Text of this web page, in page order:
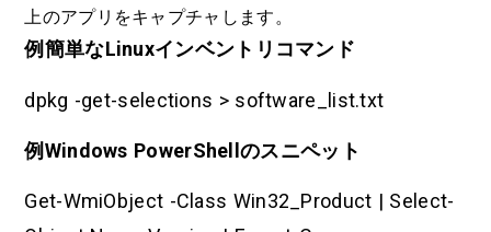
上のアプリをキャプチャします。
例簡単なLinuxインベントリコマンド
dpkg -get-selections > software_list.txt
例Windows PowerShellのスニペット
Get-WmiObject -Class Win32_Product | Select-